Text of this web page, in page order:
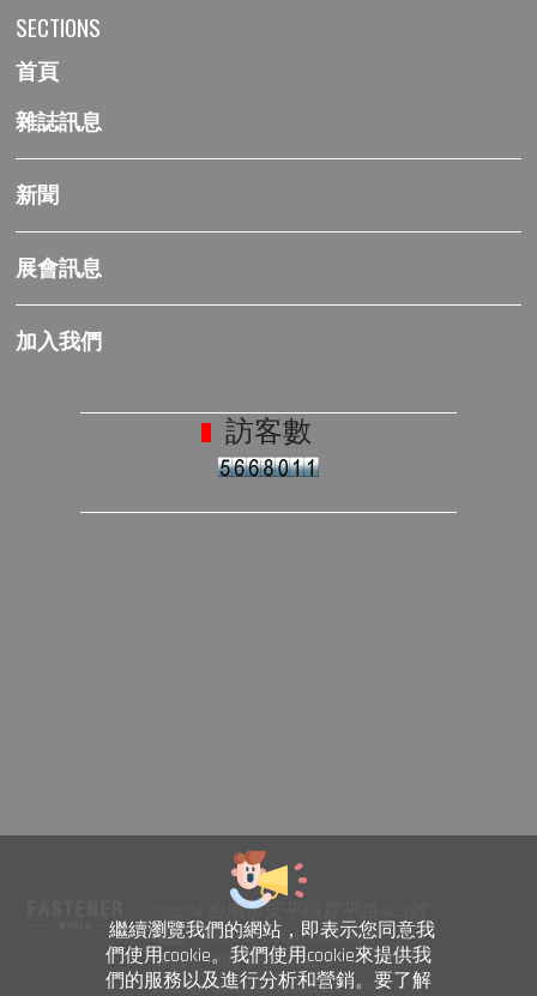
繼續瀏覽我們的網站，即表示您同意我
們使用cookie。我們使用cookie來提供我
們的服務以及進行分析和營銷。要了解
SECTIONS
首頁
雜誌訊息
新聞
展會訊息
加入我們
訪客數
708014 台南市安平區育平路469號
電話 : +886-6-2954000(Rep.)
傳真 : +886-6-2953939
sales@fastener-world.com.tw